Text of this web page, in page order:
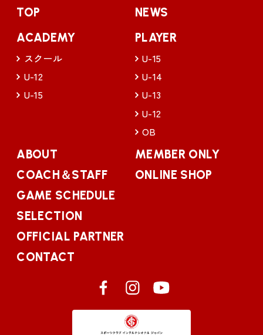
TOP
NEWS
ACADEMY
スクール
U-12
U-15
PLAYER
U-15
U-14
U-13
U-12
OB
ABOUT
COACH＆STAFF
GAME SCHEDULE
SELECTION
OFFICIAL PARTNER
CONTACT
MEMBER ONLY
ONLINE SHOP